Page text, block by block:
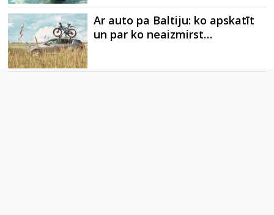
Ar auto pa Baltiju: ko apskatīt
un par ko neaizmirst…